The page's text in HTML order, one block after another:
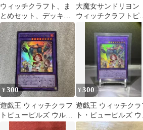
ウィッチクラフト、ま
とめセット、デッキパ
ーツ
大魔女サンドリヨン
ウィッチクラフトピュ
ーピルズ ウルトラレ
ア各1枚 遊戯王
¥300
遊戯王 ウィッチクラフ
トピューピルズ ウルト
ラ1
¥300
遊戯王 ウィッチクラ
ト・ピューピルズ ウ
トラ